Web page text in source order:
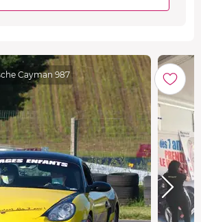
Cayman 987